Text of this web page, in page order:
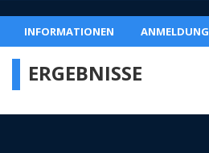
INFORMATIONEN ANMELDUNG
ERGEBNISSE